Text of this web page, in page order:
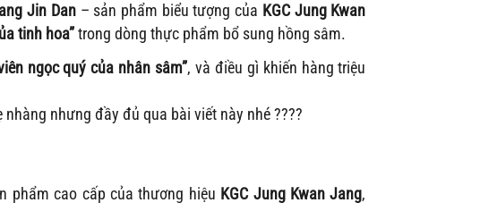
Jin Dan– sản phẩm biểu tượng của KGC Jung Kwan
tinh hoa”trong dòng thực phẩm bổ sung hồng sâm.
ngọc quý của nhân sâm”, và điều gì khiến hàng triệu
nhưng đầy đủ qua bài viết này nhé ????
phẩm cao cấp của thương hiệu KGC Jung Kwan Jang,